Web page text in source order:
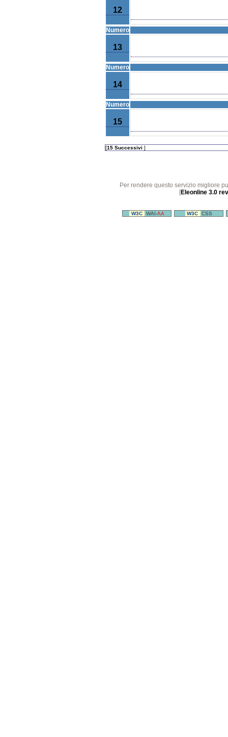
12
Numero
13
Numero
14
Numero
15
[15 Successivi ]
Per rendere questo servizio migliore
[Eleonline 3.0
W3C WAI-AA W3C CSS